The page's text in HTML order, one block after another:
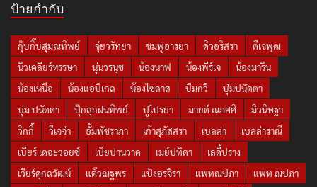
ป้ายกำกับ
กุ๊บกิ๊บสุมณทิพย์ จุ๋ยวรัทยา ชมพู่อารยา ดิวอริสรา
ดีเจพุฒ
นิวเคลียร์หรรษา
นุ่นวรนุช น้องนาฟ น้องพีร์เจ
น้องมาริน
น้องเหนือ
น้องแอบิเกล น้องไซลาส บีมกวี
บุ๋มปนัดดา
บุ๋ม ปนัดดา
ปุ๊กลุกฝนทิพย์ ปูไปรยา มายด์ ณภศศิ
มิวนิษฐา
วิกกี้
วีเจจ๋า อั้มพัชราภา เก้าสุภัสสรา เบลล่า
เบลล่าราณี
เบียร์ เดอะวอยซ์
เป้ยปานวาด เมย์ปทิดา
เลดี้ปราง
เวียร์ศุกลวัฒน์
แต้วณฐพร แป้งอรจิรา แพทณปภา
แพท ณปภา